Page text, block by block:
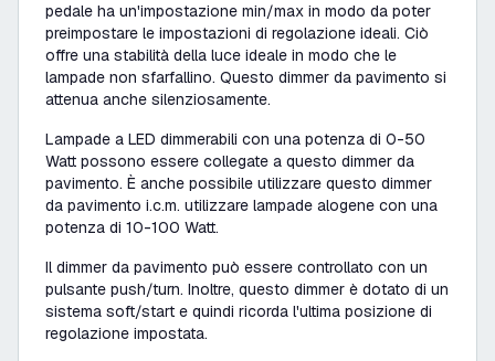
pedale ha un'impostazione min/max in modo da poter
preimpostare le impostazioni di regolazione ideali. Ciò
offre una stabilità della luce ideale in modo che le
lampade non sfarfallino. Questo dimmer da pavimento si
attenua anche silenziosamente.
Lampade a LED dimmerabili con una potenza di 0-50
Watt possono essere collegate a questo dimmer da
pavimento. È anche possibile utilizzare questo dimmer
da pavimento i.c.m. utilizzare lampade alogene con una
potenza di 10-100 Watt.
Il dimmer da pavimento può essere controllato con un
pulsante push/turn. Inoltre, questo dimmer è dotato di un
sistema soft/start e quindi ricorda l'ultima posizione di
regolazione impostata.